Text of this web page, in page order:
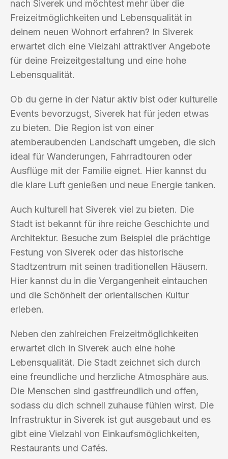
nach Siverek und möchtest mehr über die
Freizeitmöglichkeiten und Lebensqualität in
deinem neuen Wohnort erfahren? In Siverek
erwartet dich eine Vielzahl attraktiver Angebote
für deine Freizeitgestaltung und eine hohe
Lebensqualität.
Ob du gerne in der Natur aktiv bist oder kulturelle
Events bevorzugst, Siverek hat für jeden etwas
zu bieten. Die Region ist von einer
atemberaubenden Landschaft umgeben, die sich
ideal für Wanderungen, Fahrradtouren oder
Ausflüge mit der Familie eignet. Hier kannst du
die klare Luft genießen und neue Energie tanken.
Auch kulturell hat Siverek viel zu bieten. Die
Stadt ist bekannt für ihre reiche Geschichte und
Architektur. Besuche zum Beispiel die prächtige
Festung von Siverek oder das historische
Stadtzentrum mit seinen traditionellen Häusern.
Hier kannst du in die Vergangenheit eintauchen
und die Schönheit der orientalischen Kultur
erleben.
Neben den zahlreichen Freizeitmöglichkeiten
erwartet dich in Siverek auch eine hohe
Lebensqualität. Die Stadt zeichnet sich durch
eine freundliche und herzliche Atmosphäre aus.
Die Menschen sind gastfreundlich und offen,
sodass du dich schnell zuhause fühlen wirst. Die
Infrastruktur in Siverek ist gut ausgebaut und es
gibt eine Vielzahl von Einkaufsmöglichkeiten,
Restaurants und Cafés.